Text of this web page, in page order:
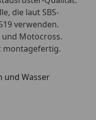
die laut SBS-
verwenden.
Motocross.
montagefertig.
und Wasser